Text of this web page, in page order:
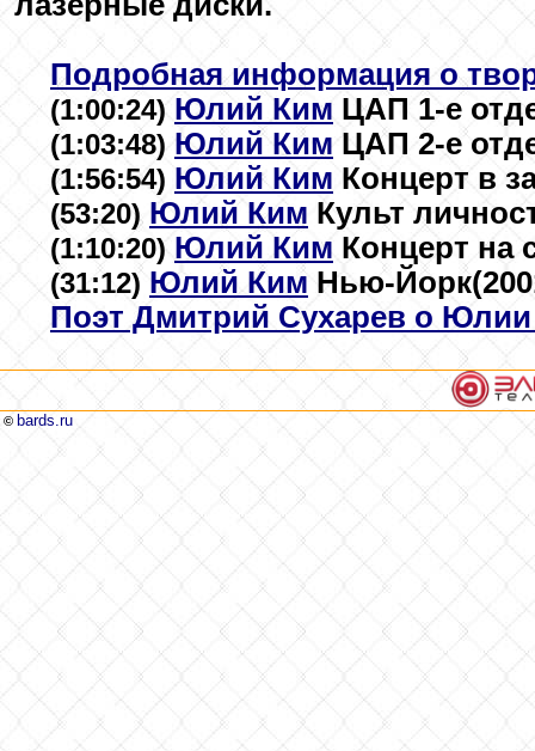
Подробная информация о
(1:00:24) Юлий Ким ЦАП 1-е
(1:03:48) Юлий Ким ЦАП 2-е
(1:56:54) Юлий Ким Концерт в
(53:20) Юлий Ким Культ
(1:10:20) Юлий Ким Концерт на
(31:12) Юлий Ким Нью-
Поэт Дмитрий Сухарев о
© bards.ru